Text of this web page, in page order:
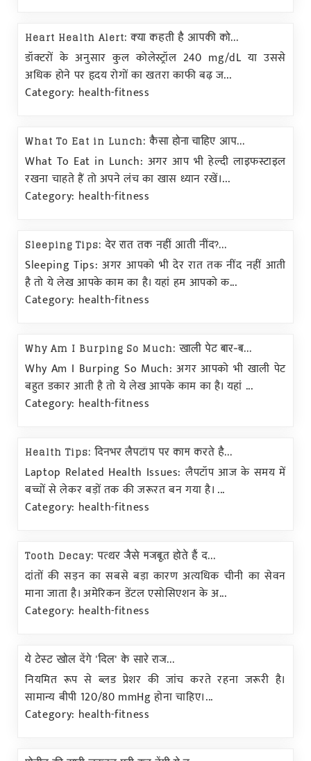
Heart Health Alert: क्या कहती है आपकी को...
डॉक्टरों के अनुसार कुल कोलेस्ट्रॉल 240 mg/dL या उससे
अधिक होने पर हृदय रोगों का खतरा काफी बढ़ ज...
Category: health-fitness
What To Eat in Lunch: कैसा होना चाहिए आप...
What To Eat in Lunch: अगर आप भी हेल्दी लाइफस्टाइल
रखना चाहते हैं तो अपने लंच का खास ध्यान रखें।...
Category: health-fitness
Sleeping Tips: देर रात तक नहीं आती नींद?...
Sleeping Tips: अगर आपको भी देर रात तक नींद नहीं आती
है तो ये लेख आपके काम का है। यहां हम आपको क...
Category: health-fitness
Why Am I Burping So Much: खाली पेट बार-ब...
Why Am I Burping So Much: अगर आपको भी खाली पेट
बहुत डकार आती है तो ये लेख आपके काम का है। यहां ...
Category: health-fitness
Health Tips: दिनभर लैपटॉप पर काम करते है...
Laptop Related Health Issues: लैपटॉप आज के समय में
बच्चों से लेकर बड़ों तक की जरूरत बन गया है। ...
Category: health-fitness
Tooth Decay: पत्थर जैसे मजबूत होते हैं द...
दांतों की सड़न का सबसे बड़ा कारण अत्यधिक चीनी का सेवन
माना जाता है। अमेरिकन डेंटल एसोसिएशन के अ...
Category: health-fitness
ये टेस्ट खोल देंगे 'दिल' के सारे राज...
नियमित रूप से ब्लड प्रेशर की जांच करते रहना जरूरी है।
सामान्य बीपी 120/80 mmHg होना चाहिए।...
Category: health-fitness